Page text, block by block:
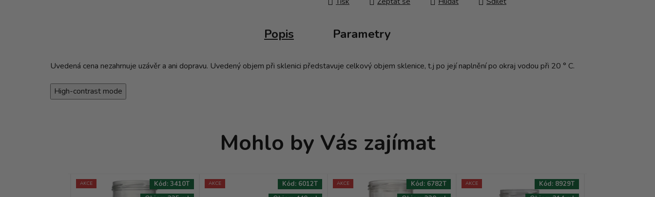
Popis Parametry
Uvedená cena nezahrnuje uzávěr a ani dopravu. Uvedený objem při sklenici představuje celkový objem sklenice, t.j po její naplnění po okraj vodou při 20 ° C.
High-contrast mode
Mohlo by Vás zajímat
AKCE Kód: 3410T AKCE Kód: 6012T AKCE Kód: 6782T AKCE Kód: 8929T